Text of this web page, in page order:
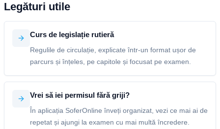
Legături utile
Curs de legislație rutieră
Regulile de circulație, explicate într-un format ușor de
parcurs și înțeles, pe capitole și focusat pe examen.
Vrei să iei permisul fără griji?
În aplicația SoferOnline înveți organizat, vezi ce mai ai de
repetat și ajungi la examen cu mai multă încredere.